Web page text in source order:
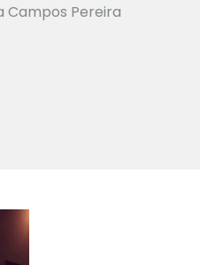
Campos Pereira